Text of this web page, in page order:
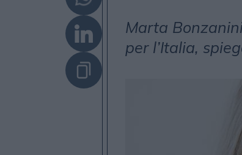
Marta
per l’Italia,